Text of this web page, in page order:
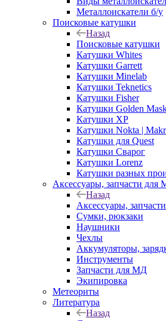
Металлоискатели б/у
Поисковые катушки
Назад
Поисковые катушки
Катушки Whites
Катушки Garrett
Катушки Minelab
Катушки Teknetics
Катушки Fisher
Катушки Golden
Катушки XP
Катушки Nokta |
Катушки для Quest
Катушки Сварог
Катушки Lorenz
Катушки разных
Аксессуары, запчасти для
Назад
Аксессуары,
Сумки, рюкзаки
Наушники
Чехлы
Аккумуляторы,
Инструменты
Запчасти для МД
Экипировка
Метеориты
Литература
Назад